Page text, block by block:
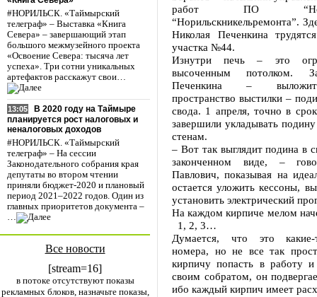
#НОРИЛЬСК. «Таймырский
телеграф» – Выставка «Книга
Севера» – завершающий этап
большого межмузейного проекта
«Освоение Севера: тысяча лет
успеха». Три сотни уникальных
артефактов расскажут свои…
13:05
В 2020 году на Таймыре
планируется рост налоговых и
неналоговых доходов
#НОРИЛЬСК. «Таймырский
телеграф» – На сессии
Законодательного собрания края
депутаты во втором чтении
приняли бюджет-2020 и плановый
период 2021–2022 годов. Один из
главных приоритетов документа –
…
Все новости
[stream=16]
в потоке отсутствуют показы
рекламных блоков, назначьте показы,
работ ПО
“Норильскникельремонта”.
Николая Печенкина
участка №44.
Изнутри печь – это
высоченным потолком.
Печенкина –
пространство выстилки –
свода. 1 апреля, точно в
завершили укладывать
стенам.
– Вот так выглядит подина в
законченном виде, –
Павлович, показывая на
остается уложить кессоны,
установить электрический
На каждом кирпиче мелом
1, 2, 3…
Думается, что это какие-
номера, но не все так
кирпичу попасть в работу
своим собратом, он
ибо каждый кирпич имеет